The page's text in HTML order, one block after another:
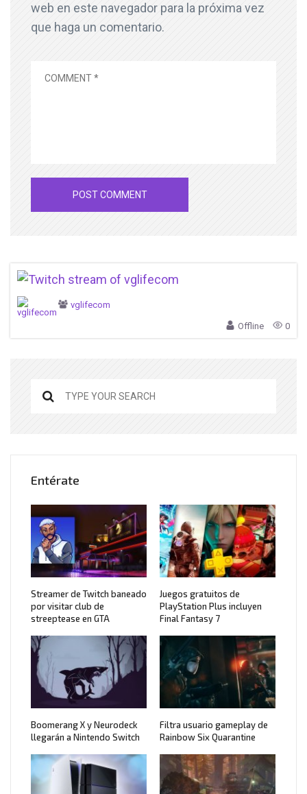
web en este navegador para la próxima vez
que haga un comentario.
vglifecom
Offline 0
Entérate
Streamer de Twitch baneado
por visitar club de
streeptease en GTA
Juegos gratuitos de
PlayStation Plus incluyen
Final Fantasy 7
Boomerang X y Neurodeck
llegarán a Nintendo Switch
Filtra usuario gameplay de
Rainbow Six Quarantine